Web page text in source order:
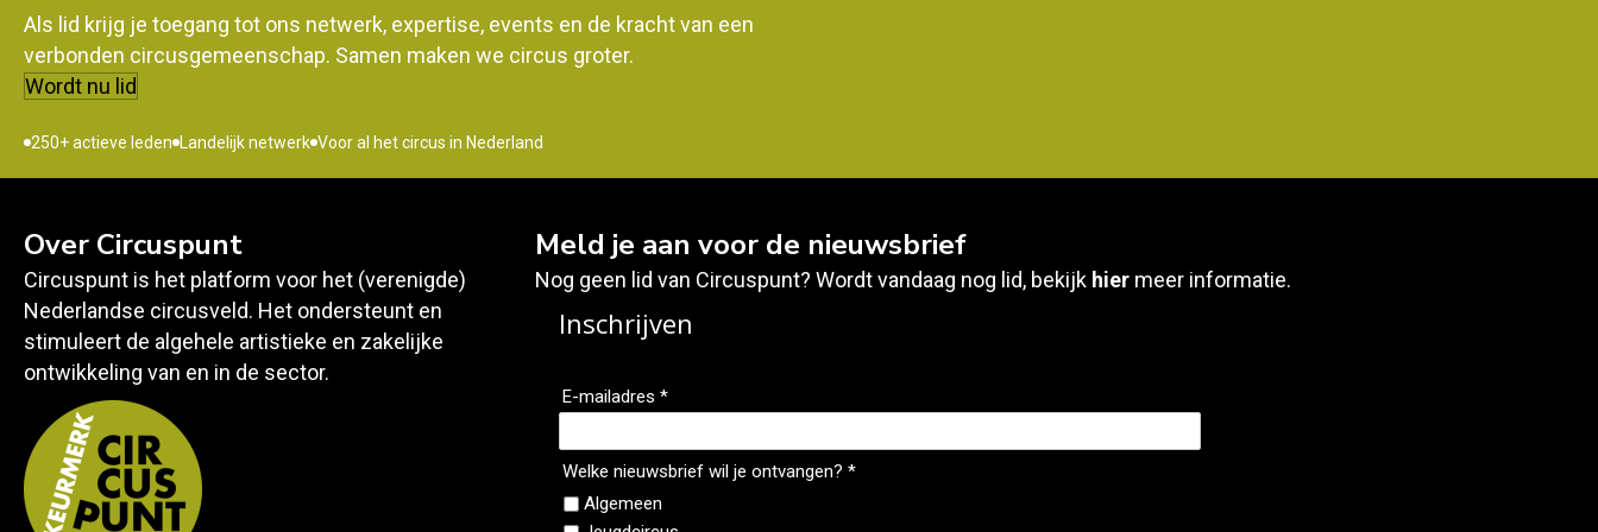
Als lid krijg je toegang tot ons netwerk, expertise, events en de kracht van een
verbonden circusgemeenschap. Samen maken we circus groter.
Wordt nu lid
250+ actieve leden Landelijk netwerk Voor al het circus in Nederland
Over Circuspunt
Circuspunt is het platform voor het (verenigde)
Nederlandse circusveld. Het ondersteunt en
stimuleert de algehele artistieke en zakelijke
ontwikkeling van en in de sector.
Meld je aan voor de nieuwsbrief
Nog geen lid van Circuspunt? Wordt vandaag nog lid, bekijk hier meer informatie.
Inschrijven
E-mailadres *
Welke nieuwsbrief wil je ontvangen? *
Algemeen